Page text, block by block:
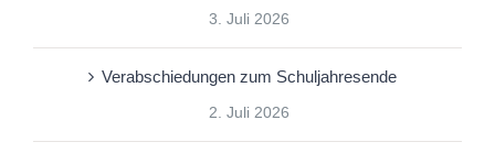
3. Juli 2026
Verabschiedungen zum Schuljahresende
2. Juli 2026